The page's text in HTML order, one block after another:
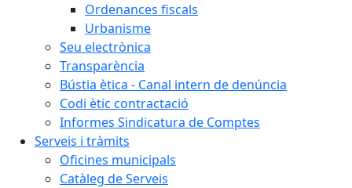
Ordenances fiscals
Urbanisme
Seu electrònica
Transparència
Bústia ètica - Canal intern de denúncia
Codi ètic contractació
Informes Sindicatura de Comptes
Serveis i tràmits
Oficines municipals
Catàleg de Serveis